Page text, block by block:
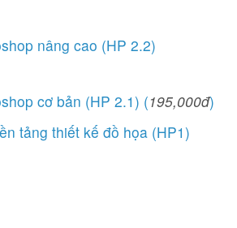
nâng cao (HP 2.2)
cơ bản (HP 2.1) (195,000đ)
tảng thiết kế đồ họa (HP1)